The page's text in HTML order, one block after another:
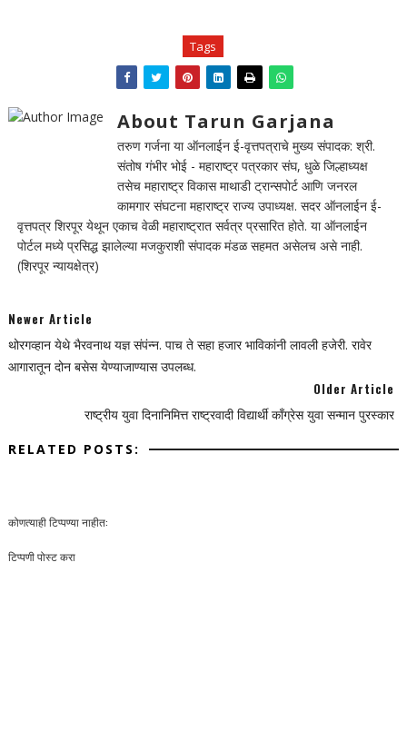
Tags
About Tarun Garjana
तरुण गर्जना या ऑनलाईन ई-वृत्तपत्राचे मुख्य संपादक: श्री.
संतोष गंभीर भोई - महाराष्ट्र पत्रकार संघ, धुळे जिल्हाध्यक्ष
तसेच महाराष्ट्र विकास माथाडी ट्रान्सपोर्ट आणि जनरल
कामगार संघटना महाराष्ट्र राज्य उपाध्यक्ष. सदर ऑनलाईन ई-
वृत्तपत्र शिरपूर येथून एकाच वेळी महाराष्ट्रात सर्वत्र प्रसारित होते. या ऑनलाईन
पोर्टल मध्ये प्रसिद्ध झालेल्या मजकुराशी संपादक मंडळ सहमत असेलच असे नाही.
(शिरपूर न्यायक्षेत्र)
Newer Article
थोरगव्हान येथे भैरवनाथ यज्ञ संपंन्न. पाच ते सहा हजार भाविकांनी लावली हजेरी. रावेर
आगारातून दोन बसेस येण्याजाण्यास उपलब्ध.
Older Article
राष्ट्रीय युवा दिनानिमित्त राष्ट्रवादी विद्यार्थी काँग्रेस युवा सन्मान पुरस्कार
RELATED POSTS:
कोणत्याही टिप्पण्‍या नाहीत:
टिप्पणी पोस्ट करा